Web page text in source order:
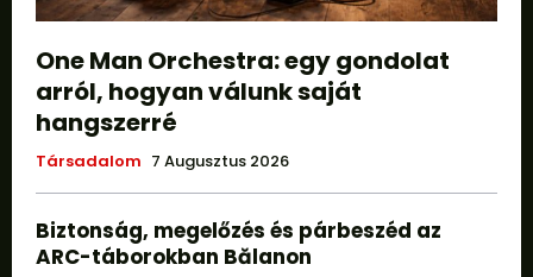
One Man Orchestra: egy gondolat
arról, hogyan válunk saját
hangszerré
Társadalom 7 Augusztus 2026
Biztonság, megelőzés és párbeszéd az
ARC-táborokban Bălanon